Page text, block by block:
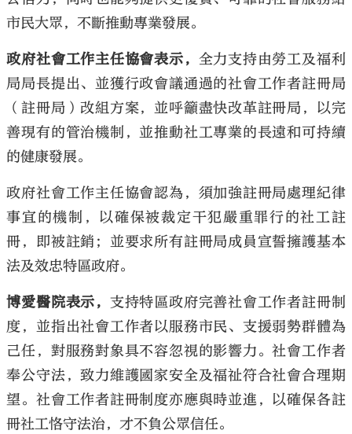
市民大眾，不斷推動專業發展。
政府社會工作主任協會表示， 全力支持由勞工及福利
局局長提出、並獲行政會議通過的社會工作者註冊局
（註冊局）改組方案，並呼籲盡快改革註冊局，以完
善現有的管治機制，並推動社工專業的長遠和可持續
的健康發展。
政府社會工作主任協會認為，須加強註冊局處理紀律
事宜的機制，以確保被裁定干犯嚴重罪行的社工註
冊，即被註銷；並要求所有註冊局成員宣誓擁護基本
法及效忠特區政府。
博愛醫院表示， 支持特區政府完善社會工作者註冊制
度，並指出社會工作者以服務市民、支援弱勢群體為
己任，對服務對象具不容忽視的影響力。社會工作者
奉公守法，致力維護國家安全及福祉符合社會合理期
望。社會工作者註冊制度亦應與時並進，以確保各註
冊社工恪守法治，才不負公眾信任。